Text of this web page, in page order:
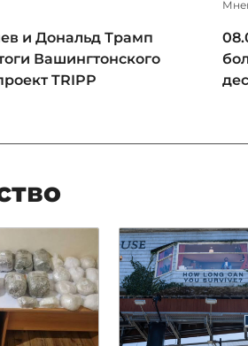
и Дональд Трамп
Вашингтонского
TRIPP